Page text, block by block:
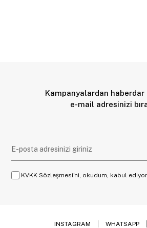
Kampanyalardan haberdar
e-mail adresinizi
KVKK Sözleşmesi'ni, okudum, kabul
INSTAGRAM WHATSAPP